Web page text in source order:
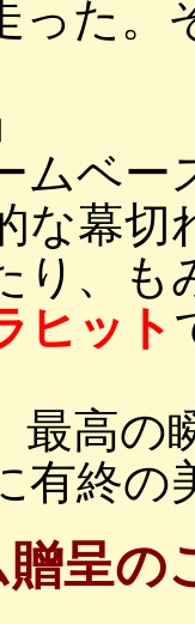
った。
ムベー
な幕切
り、も
ヒット
最高の
有終の
呈の